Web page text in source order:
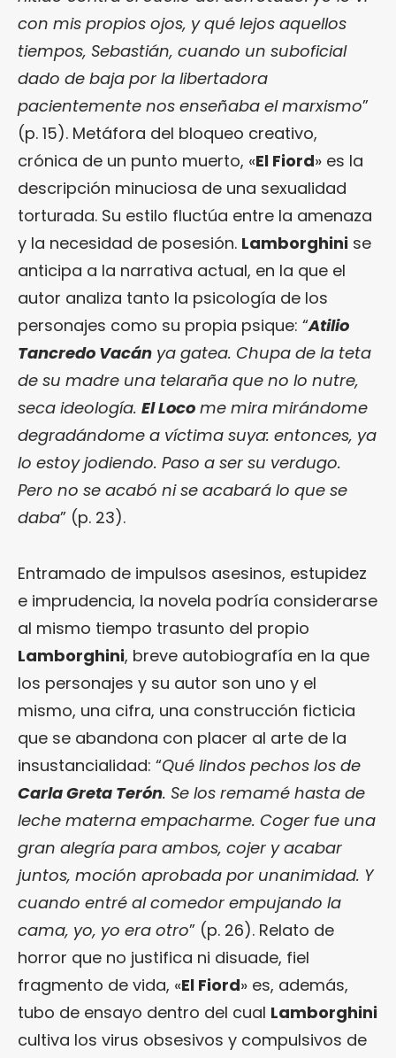
con mis propios ojos, y qué lejos aquellos
tiempos, Sebastián, cuando un suboficial
dado de baja por la libertadora
pacientemente nos enseñaba el marxismo”
(p. 15). Metáfora del bloqueo creativo,
crónica de un punto muerto, «El Fiord» es la
descripción minuciosa de una sexualidad
torturada. Su estilo fluctúa entre la amenaza
y la necesidad de posesión. Lamborghini se
anticipa a la narrativa actual, en la que el
autor analiza tanto la psicología de los
personajes como su propia psique: “Atilio
Tancredo Vacán ya gatea. Chupa de la teta
de su madre una telaraña que no lo nutre,
seca ideología. El Loco me mira mirándome
degradándome a víctima suya: entonces, ya
lo estoy jodiendo. Paso a ser su verdugo.
Pero no se acabó ni se acabará lo que se
daba” (p. 23).
Entramado de impulsos asesinos, estupidez
e imprudencia, la novela podría considerarse
al mismo tiempo trasunto del propio
Lamborghini, breve autobiografía en la que
los personajes y su autor son uno y el
mismo, una cifra, una construcción ficticia
que se abandona con placer al arte de la
insustancialidad: “Qué lindos pechos los de
Carla Greta Terón. Se los remamé hasta de
leche materna empacharme. Coger fue una
gran alegría para ambos, cojer y acabar
juntos, moción aprobada por unanimidad. Y
cuando entré al comedor empujando la
cama, yo, yo era otro” (p. 26). Relato de
horror que no justifica ni disuade, fiel
fragmento de vida, «El Fiord» es, además,
tubo de ensayo dentro del cual Lamborghini
cultiva los virus obsesivos y compulsivos de